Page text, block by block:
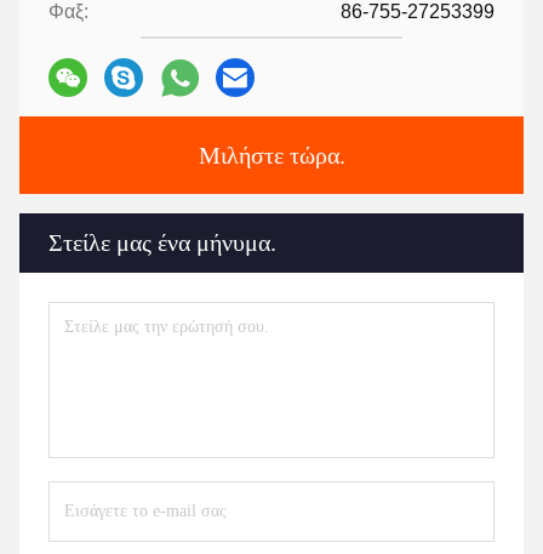
Φαξ: 86-755-27253399
Μιλήστε τώρα.
Στείλε μας ένα μήνυμα.